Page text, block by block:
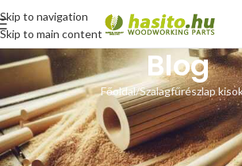
Skip to navigation
Skip to main content
Blog
Főoldal Szalagfűrészlap
SZALAGFŰRÉSZLAP KISOKOS
A leggyakoribb